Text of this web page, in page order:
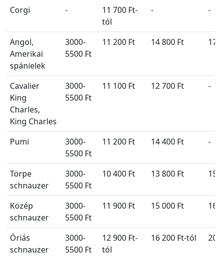
Corgi -
11 700 Ft-
tól
- -
Angol,
Amerikai
spánielek
3000-
5500 Ft
11 200 Ft 14 800 Ft 17
Cavalier
King
Charles,
King Charles
3000-
5500 Ft
11 100 Ft 12 700 Ft -
Pumi
3000-
5500 Ft
11 200 Ft 14 400 Ft -
Törpe
schnauzer
3000-
5500 Ft
10 400 Ft 13 800 Ft 15
Közép
schnauzer
3000-
5500 Ft
11 900 Ft 15 000 Ft 16
Óriás
schnauzer
3000-
5500 Ft
12 900 Ft-
tól
16 200 Ft-tól 20